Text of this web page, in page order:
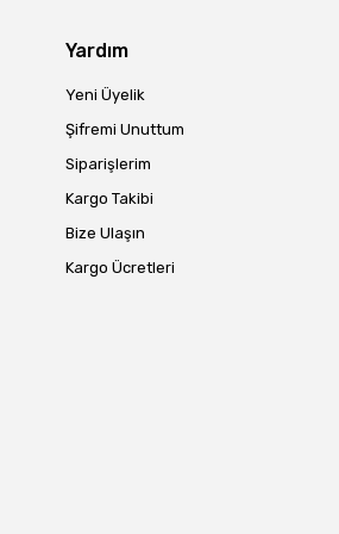
Yardım
Yeni Üyelik
Şifremi Unuttum
Siparişlerim
Kargo Takibi
Bize Ulaşın
Kargo Ücretleri